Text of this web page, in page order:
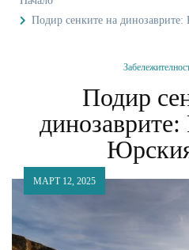
Подир сенките на динозаврите:
Подир
динозаврите:
МАРТ 12, 2025